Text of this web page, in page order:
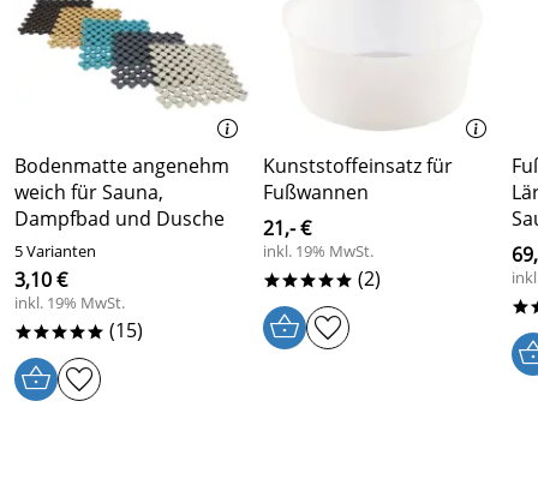
Bodenmatte angenehm
weich für Sauna,
Dampfbad und Dusche
5 Varianten
3,10 €
inkl. 19% MwSt.
***** (15)
Kunststoffeinsatz für
Fußwannen
21,- €
inkl. 19% MwSt.
***** (2)